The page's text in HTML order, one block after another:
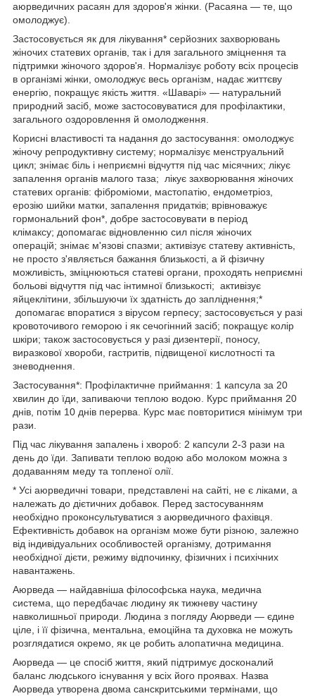
аюрведичних расаян для здоров'я жінки. (Расаяна — те, що
омолоджує).
Застосовується як для лікування* серйозних захворювань
жіночих статевих органів, так і для загального зміцнення та
підтримки жіночого здоров'я. Нормалізує роботу всіх процесів
в організмі жінки, омолоджує весь організм, надає життєву
енергію, покращує якість життя. «Шаварі» — натуральний
природний засіб, може застосовуватися для профілактики,
загального оздоровлення й омолодження.
Корисні властивості та надання до застосування: омолоджує
жіночу репродуктивну систему; нормалізує менструальний
цикл; знімає біль і неприємні відчуття під час місячних; лікує
запалення органів малого таза; лікує захворювання жіночих
статевих органів: фіброміоми, мастопатію, ендометріоз,
ерозію шийки матки, запалення придатків; врівноважує
гормональний фон*, добре застосовувати в період
клімаксу; допомагає відновленню сил після жіночих
операцій; знімає м'язові спазми; активізує статеву активність,
не просто з'являється бажання близькості, а й фізичну
можливість, зміцнюються статеві органи, проходять неприємні
больові відчуття під час інтимної близькості; активізує
яйцеклітини, збільшуючи їх здатність до запліднення;*
допомагає впоратися з вірусом герпесу; застосовується у разі
кровоточивого геморою і як сечогінний засіб; покращує колір
шкіри; також застосовується у разі дизентерії, поносу,
виразкової хвороби, гастритів, підвищеної кислотності та
зневоднення.
Застосування*: Профілактичне приймання: 1 капсула за 20
хвилин до їди, запиваючи теплою водою. Курс приймання 20
днів, потім 10 днів перерва. Курс має повторитися мінімум три
рази.
Під час лікування запалень і хвороб: 2 капсули 2-3 рази на
день до їди. Запивати теплою водою або молоком можна з
додаванням меду та топленої олії.
* Усі аюрведичні товари, представлені на сайті, не є ліками, а
належать до дієтичних добавок. Перед застосуванням
необхідно проконсультуватися з аюрведичного фахівця.
Ефективність добавок на організм може бути різною, залежно
від індивідуальних особливостей організму, дотримання
необхідної дієти, режиму відпочинку, фізичних і психічних
навантажень.
Аюрведа — найдавніша філософська наука, медична
система, що передбачає людину як тижневу частину
навколишньої природи. Людина з погляду Аюрведи — єдине
ціле, і її фізична, ментальна, емоційна та духовка не можуть
розглядатися окремо, як це робить алопатична медицина.
Аюрведа — це спосіб життя, який підтримує досконалий
баланс людського існування у всіх його проявах. Назва
Аюрведа утворена двома санскритськими термінами, що